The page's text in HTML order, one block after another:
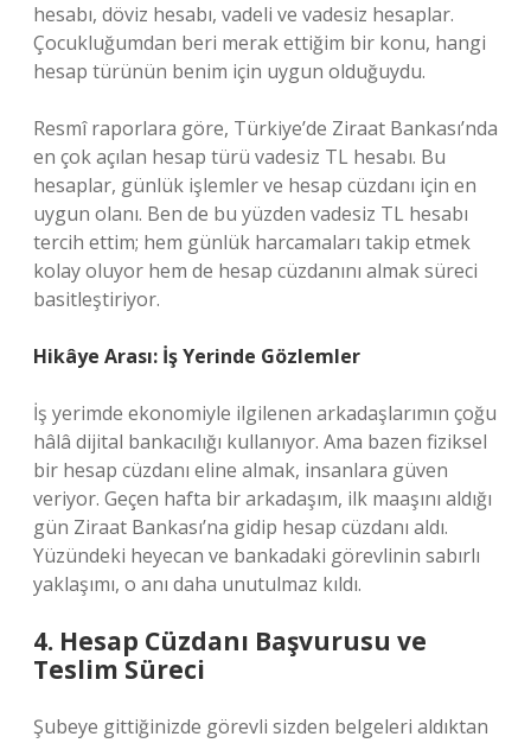
hesabı, döviz hesabı, vadeli ve vadesiz hesaplar.
Çocukluğumdan beri merak ettiğim bir konu, hangi
hesap türünün benim için uygun olduğuydu.
Resmî raporlara göre, Türkiye’de Ziraat Bankası’nda
en çok açılan hesap türü vadesiz TL hesabı. Bu
hesaplar, günlük işlemler ve hesap cüzdanı için en
uygun olanı. Ben de bu yüzden vadesiz TL hesabı
tercih ettim; hem günlük harcamaları takip etmek
kolay oluyor hem de hesap cüzdanını almak süreci
basitleştiriyor.
Hikâye Arası: İş Yerinde Gözlemler
İş yerimde ekonomiyle ilgilenen arkadaşlarımın çoğu
hâlâ dijital bankacılığı kullanıyor. Ama bazen fiziksel
bir hesap cüzdanı eline almak, insanlara güven
veriyor. Geçen hafta bir arkadaşım, ilk maaşını aldığı
gün Ziraat Bankası’na gidip hesap cüzdanı aldı.
Yüzündeki heyecan ve bankadaki görevlinin sabırlı
yaklaşımı, o anı daha unutulmaz kıldı.
4. Hesap Cüzdanı Başvurusu ve
Teslim Süreci
Şubeye gittiğinizde görevli sizden belgeleri aldıktan